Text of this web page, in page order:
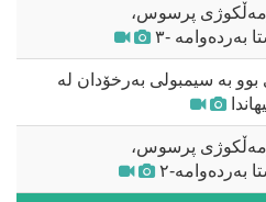
کۆمەڵکوژی پرسوس،
بەردەوامە -٣
بە سیمبولی بەرخۆدان لە
کۆمەڵکوژی پرسوس،
بەردەوامە-٢